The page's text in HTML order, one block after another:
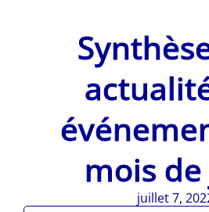
mois
juillet 7,